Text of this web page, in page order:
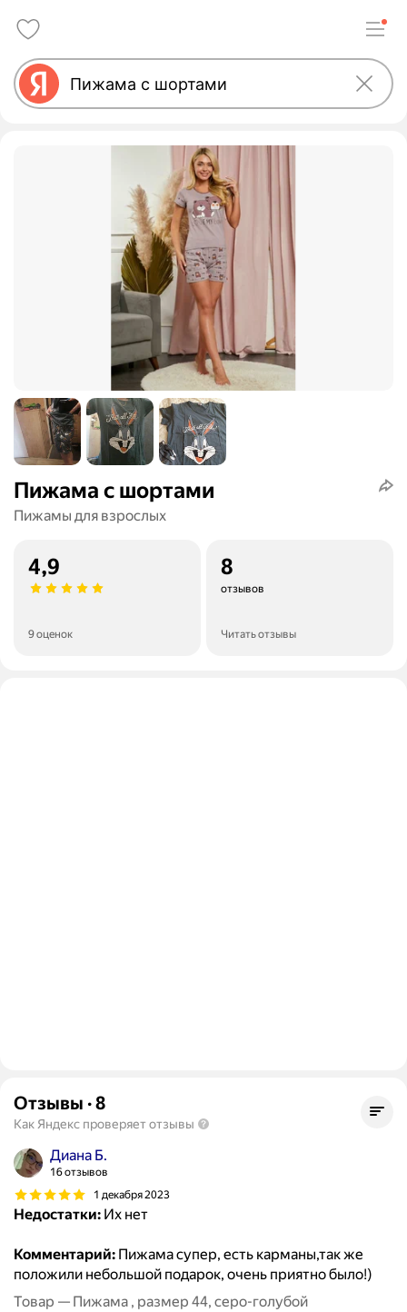
Пижама с шортами
Пижамы для взрослых
4,9
9 оценок
8
отзывов
Читать отзывы
Отзывы ·8
Как Яндекс проверяет отзывы
Диана Б.
16 отзывов
1 декабря 2023
Недостатки: Их нет
Комментарий: Пижама супер, есть карманы,так же
положили небольшой подарок, очень приятно было!)
Товар — Пижама , размер 44, серо-голубой